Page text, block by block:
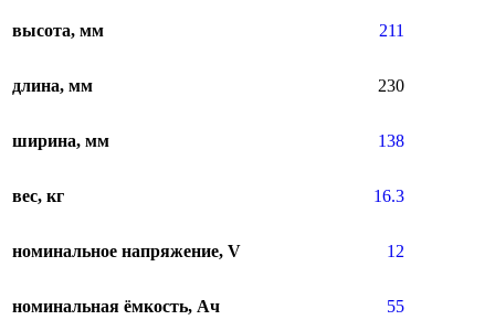
высота, мм 211
длина, мм 230
ширина, мм 138
вес, кг 16.3
номинальное напряжение, V 12
номинальная ёмкость, Ач 55